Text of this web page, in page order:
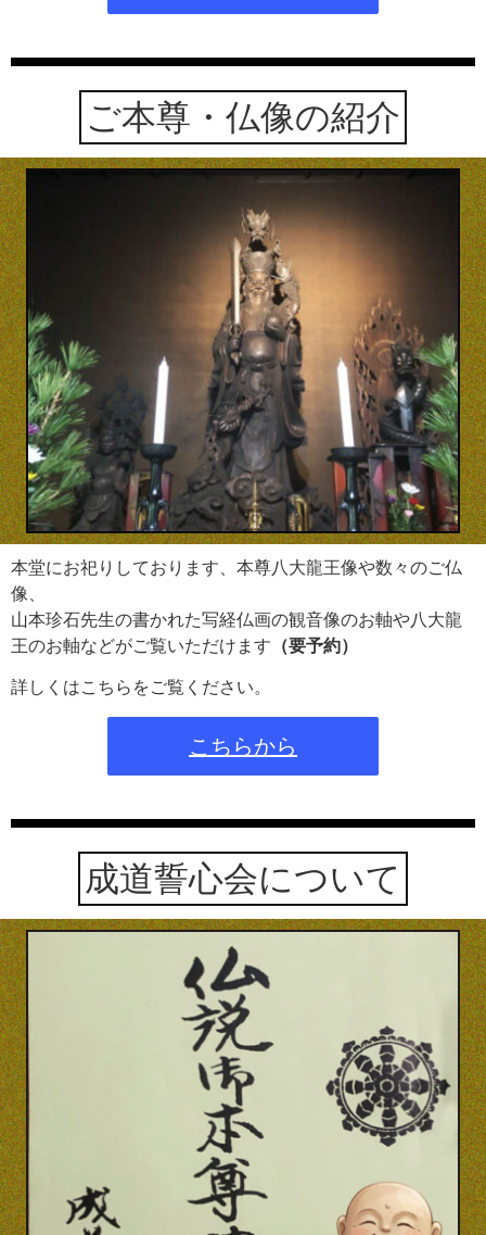
ご本尊・仏像の紹介
本堂にお祀りしております、本尊八大龍王像や数々のご仏
像、
山本珍石先生の書かれた写経仏画の観音像のお軸や八大龍
王のお軸などがご覧いただけます （要予約）
詳しくはこちらをご覧ください。
こちらから
成道誓心会について